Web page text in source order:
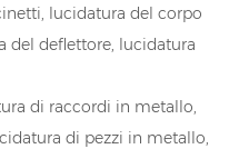
lucidatura del corpo
del deflettore, lucidatura
di raccordi in metallo,
di pezzi in metallo,